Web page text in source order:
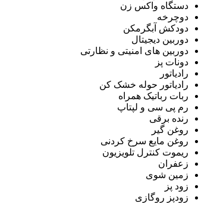
دستگاه واکس زن
دوچرخه
دودکش آبگرمکن
دوربین دیجیتال
دوربین های امنیتی و نظارتی
دونات پز
رادیاتور
رادیاتور حوله خشک کن
ربات رباتیک همراه
رم پی سی و لپتاپ
رنده برقی
روغن گیر
روغن مایع سرخ کردنی
ریموت کنترل تلویزیون
زعفران
زمین شوی
زود پز
زودپز روگازی